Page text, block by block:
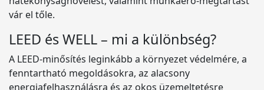
vár el tőle.
LEED és WELL – mi a különbség?
A LEED-minősítés leginkább a környezet védelmére, a
fenntartható megoldásokra, az alacsony
energiafelhasználásra és az okos üzemeltetésre